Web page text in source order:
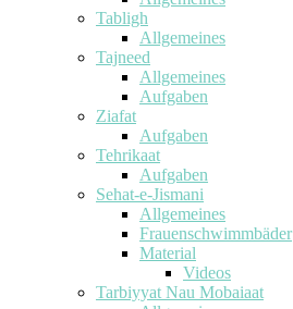
Tabligh
Allgemeines
Tajneed
Allgemeines
Aufgaben
Ziafat
Aufgaben
Tehrikaat
Aufgaben
Sehat-e-Jismani
Allgemeines
Frauenschwimmbäder
Material
Videos
Tarbiyyat Nau Mobaiaat